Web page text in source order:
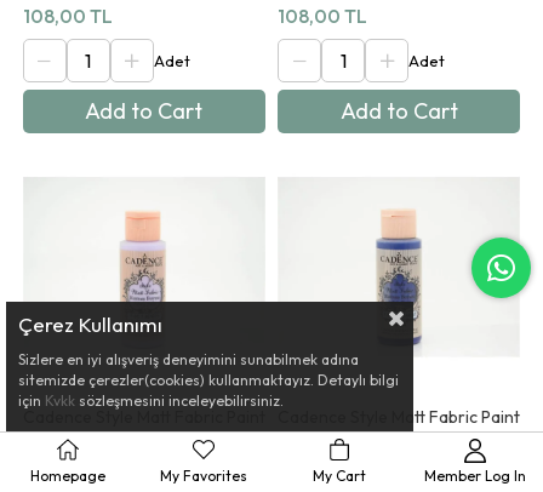
108,00 TL
Add to Cart
108,00 TL
Add to Cart
Cadence Style Matt Fabric Paint
F-641 P. Violet 59 Ml
108,00 TL
Cadence Style Matt Fabric Paint
F-642 Parlıament 59 Ml
108,00 TL
Çerez Kullanımı
Sizlere en iyi alışveriş deneyimini sunabilmek adına
sitemizde çerezler(cookies) kullanmaktayız. Detaylı bilgi
için Kvkk sözleşmesini inceleyebilirsiniz.
Homepage My Favorites My Cart Member Log In